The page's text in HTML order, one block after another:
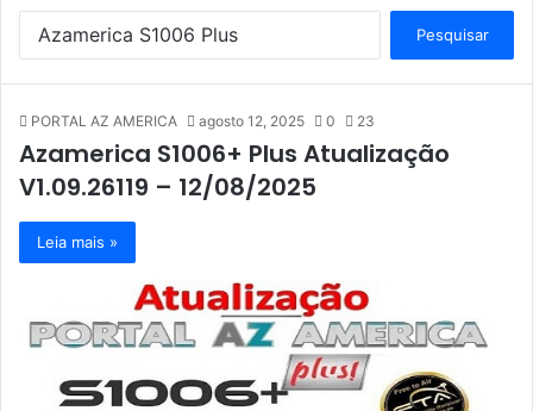
i
:
PORTAL AZ AMERICA agosto 12, 2025 0 23
Azamerica S1006+ Plus Atualização
V1.09.26119 – 12/08/2025
Leia mais »